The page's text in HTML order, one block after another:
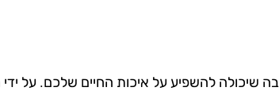
שיכולה להשפיע על איכות החיים שלכם. על ידי